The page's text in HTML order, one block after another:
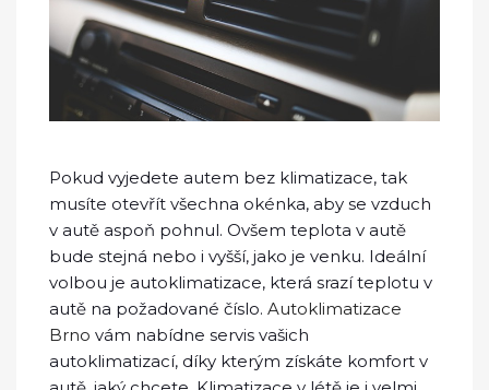
Pokud vyjedete autem bez klimatizace, tak
musíte otevřít všechna okénka, aby se vzduch
v autě aspoň pohnul. Ovšem teplota v autě
bude stejná nebo i vyšší, jako je venku. Ideální
volbou je autoklimatizace, která srazí teplotu v
autě na požadované číslo. Autoklimatizace
Brno vám nabídne servis vašich
autoklimatizací, díky kterým získáte komfort v